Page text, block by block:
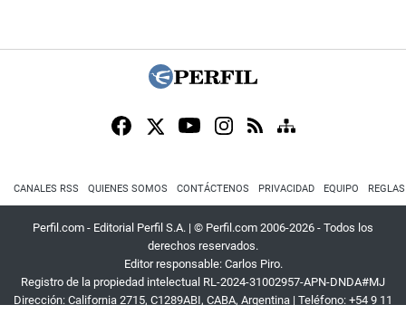
CANALES RSS QUIENES SOMOS CONTÁCTENOS PRIVACIDAD EQUIPO
Perfil.com - Editorial Perfil S.A. | © Perfil.com 2006-2026 - Todos los
derechos reservados.
Editor responsable: Carlos Piro.
Registro de la propiedad intelectual RL-2024-31002957-APN-DNDA#MJ
Dirección: California 2715, C1289ABI, CABA, Argentina | Teléfono: +54 9 11